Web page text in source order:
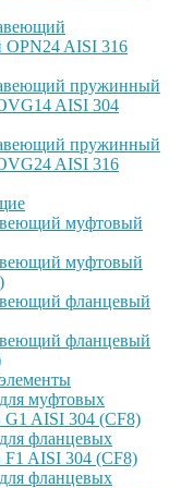
OPN24 AISI 316
пружинный
AISI 304
пружинный
AISI 316
муфтовый
муфтовый
фланцевый
фланцевый
муфтовых
AISI 304 (CF8)
фланцевых
AISI 304 (CF8)
фланцевых